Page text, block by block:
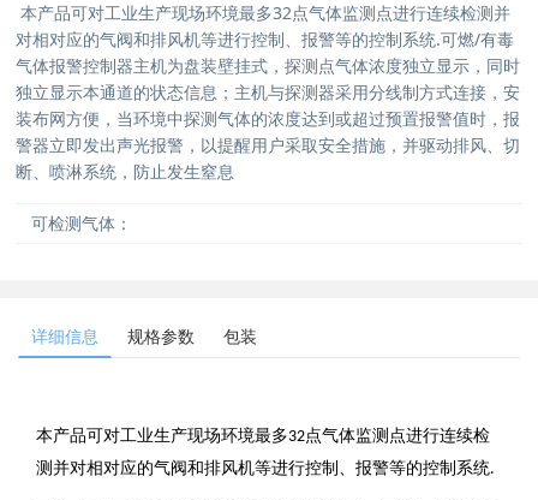
本产品可对工业生产现场环境最多32点气体监测点进行连续检测并
对相对应的气阀和排风机等进行控制、报警等的控制系统.可燃/有毒
气体报警控制器主机为盘装壁挂式，探测点气体浓度独立显示，同时
独立显示本通道的状态信息；主机与探测器采用分线制方式连接，安
装布网方便，当环境中探测气体的浓度达到或超过预置报警值时，报
警器立即发出声光报警，以提醒用户采取安全措施，并驱动排风、切
断、喷淋系统，防止发生窒息
可检测气体：
详细信息 规格参数 包装
本产品可对工业生产现场环境最多32点气体监测点进行连续检
测并对相对应的气阀和排风机等进行控制、报警等的控制系统.